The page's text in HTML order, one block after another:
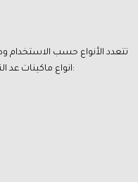
تتعدد الأنواع حسب الاستخدام
انواع ماكينات عد النقود خطوة مهمة قبل الشراء. تشمل الأنواع: